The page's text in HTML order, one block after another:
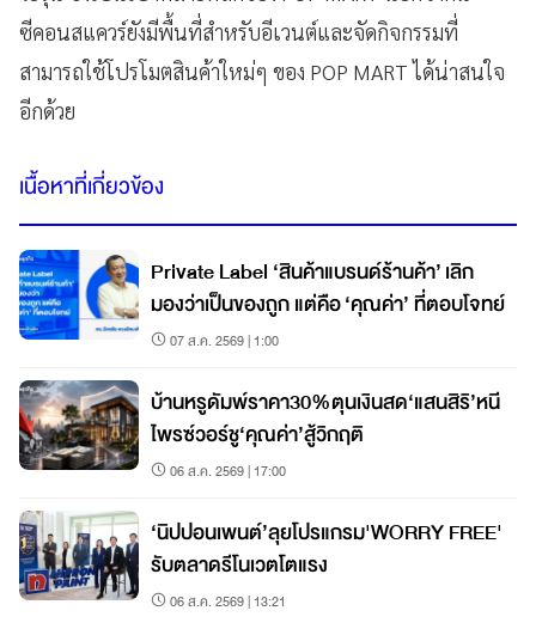
ซีคอนสแควร์ยังมีพื้นที่สำหรับอีเวนต์และจัดกิจกรรมที่
สามารถใช้โปรโมตสินค้าใหม่ๆ ของ POP MART ได้น่าสนใจ
อีกด้วย
เนื้อหาที่เกี่ยวข้อง
Private Label ‘สินค้าแบรนด์ร้านค้า’ เลิก
มองว่าเป็นของถูก แต่คือ ‘คุณค่า’ ที่ตอบโจทย์
07 ส.ค. 2569 | 1:00
บ้านหรูดัมพ์ราคา30%ตุนเงินสด‘แสนสิริ’หนี
ไพรซ์วอร์ชู‘คุณค่า’สู้วิกฤติ
06 ส.ค. 2569 | 17:00
‘นิปปอนเพนต์’ลุยโปรแกรม'WORRY FREE'
รับตลาดรีโนเวตโตแรง
06 ส.ค. 2569 | 13:21